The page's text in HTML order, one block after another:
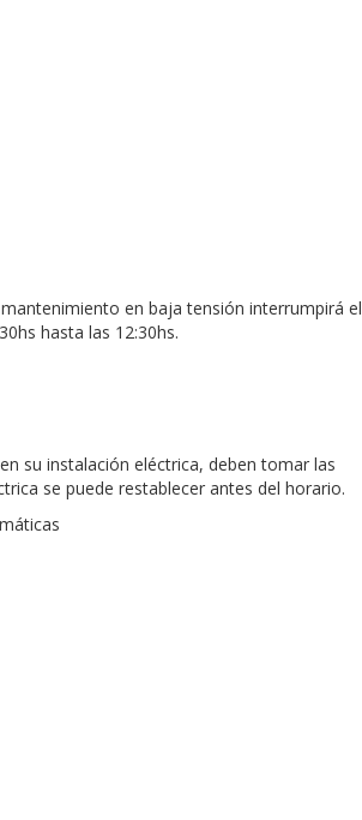
en baja tensión interrumpirá el
hasta las 12:30hs.
su instalación eléctrica, deben tomar las
se puede restablecer antes del horario.